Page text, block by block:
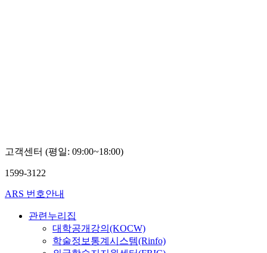
고객센터 (평일: 09:00~18:00)
1599-3122
ARS 번호안내
관련누리집
대학공개강의(KOCW)
학술정보통계시스템(Rinfo)